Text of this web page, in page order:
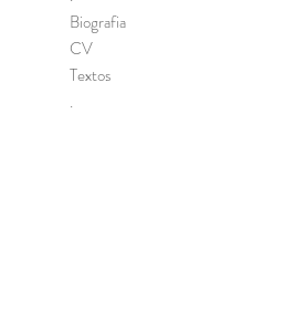
Biografia
CV
Textos
.